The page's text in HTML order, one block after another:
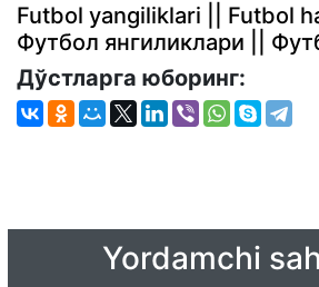
Futbol yangiliklari || Futbol
Футбол янгиликлари ||
Дўстларга юборинг:
Yordamchi